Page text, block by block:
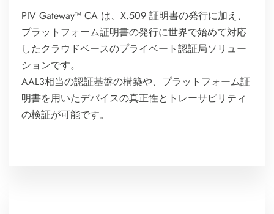
PIV Gateway™ CA は、X.509 証明書の発行に加え、
プラットフォーム証明書の発行に世界で始めて対応
したクラウドベースのプライベート認証局ソリュー
ションです。
AAL3相当の認証基盤の構築や、プラットフォーム証
明書を用いたデバイスの真正性とトレーサビリティ
の検証が可能です。